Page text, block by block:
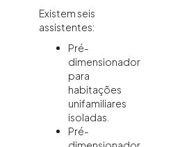
Existem seis
assistentes:
Pré-
dimensionador
para
habitações
unifamiliares
isoladas.
Pré-